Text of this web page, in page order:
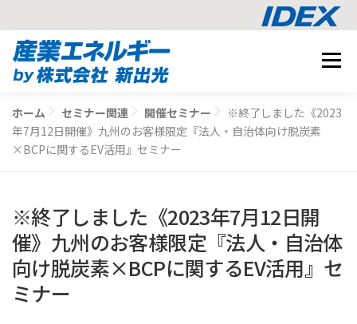
メニ
BUSINESS
導入事例
CASE STUDY
CO2削減シミュレーション
SIMULATION
ホーム セミナー関連 開催セミナー
※終了しました《2023
年7月12日開催》九州のお客様限定『法人・自治体向け脱炭素
×BCPに関するEV活用』セミナー
※終了しました《2023年7月12日開
催》九州のお客様限定『法人・自治体
向け脱炭素×BCPに関するEV活用』セ
ミナー